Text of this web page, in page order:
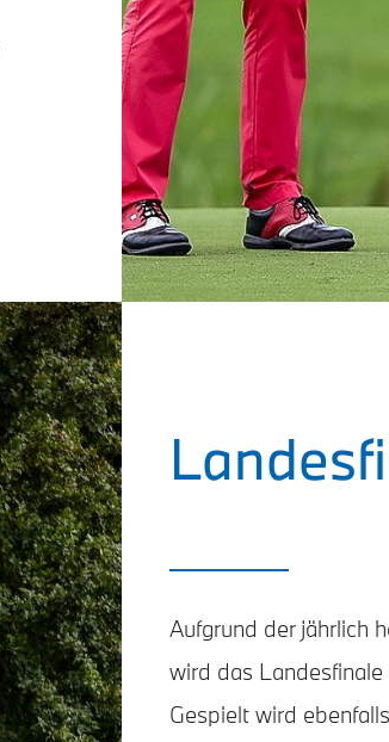
Aufgrund der jährlich
wird das
Gespielt wird